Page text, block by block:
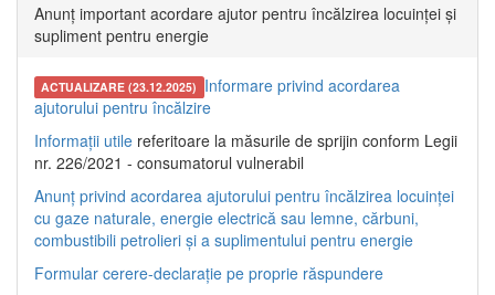
Anunț important acordare ajutor pentru încălzirea locuinței și
supliment pentru energie
ACTUALIZARE (23.12.2025) Informare privind acordarea
ajutorului pentru încălzire
Informații utile referitoare la măsurile de sprijin conform Legii
nr. 226/2021 - consumatorul vulnerabil
Anunț privind acordarea ajutorului pentru încălzirea locuinței
cu gaze naturale, energie electrică sau lemne, cărbuni,
combustibili petrolieri și a suplimentului pentru energie
Formular cerere-declarație pe proprie răspundere